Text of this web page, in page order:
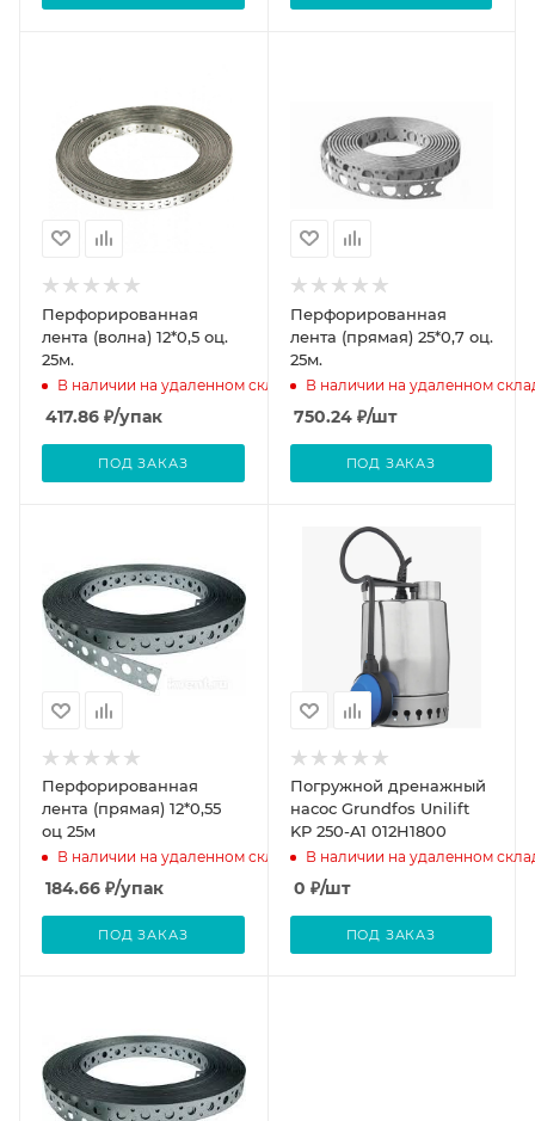
Перфорированная
лента (волна) 12*0,5 оц.
25м.
В наличии на удаленном складе
417.86 ₽/упак
ПОД ЗАКАЗ
Перфорированная
лента (прямая) 25*0,7 оц.
25м.
В наличии на удаленном
750.24₽/шт
ПОД ЗАКАЗ
Перфорированная
лента (прямая) 12*0,55
оц 25м
В наличии на удаленном складе
184.66 ₽/упак
ПОД ЗАКАЗ
Погружной дренажный
насос Grundfos Unilift
KP 250-A1 012H1800
В наличии на удаленном
0 ₽/шт
ПОД ЗАКАЗ